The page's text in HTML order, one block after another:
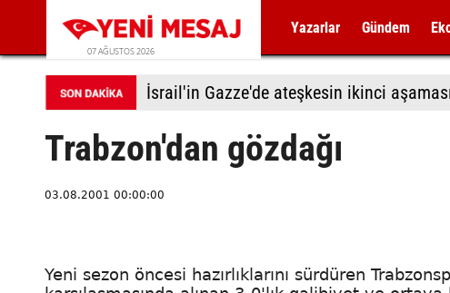
07 AĞUSTOS 2026
Yazarlar Gündem
Trabzon'dan gözdağı
03.08.2001 00:00:00
Yeni sezon öncesi hazırlıklarını sürdüren